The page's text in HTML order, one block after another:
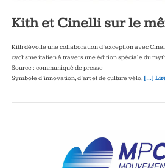
Kith et Cinelli sur le
Kith dévoile une collaboration d’exception avec
cyclisme italien à travers une édition spéciale du
Source : communiqué de presse
Symbole d’innovation, d’art et de culture vélo, […]